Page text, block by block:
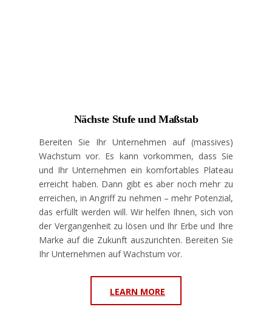
Nächste Stufe und Maßstab
Bereiten Sie Ihr Unternehmen auf (massives)
Wachstum vor. Es kann vorkommen, dass Sie
und Ihr Unternehmen ein komfortables Plateau
erreicht haben. Dann gibt es aber noch mehr zu
erreichen, in Angriff zu nehmen – mehr Potenzial,
das erfüllt werden will. Wir helfen Ihnen, sich von
der Vergangenheit zu lösen und Ihr Erbe und Ihre
Marke auf die Zukunft auszurichten. Bereiten Sie
Ihr Unternehmen auf Wachstum vor.
LEARN MORE